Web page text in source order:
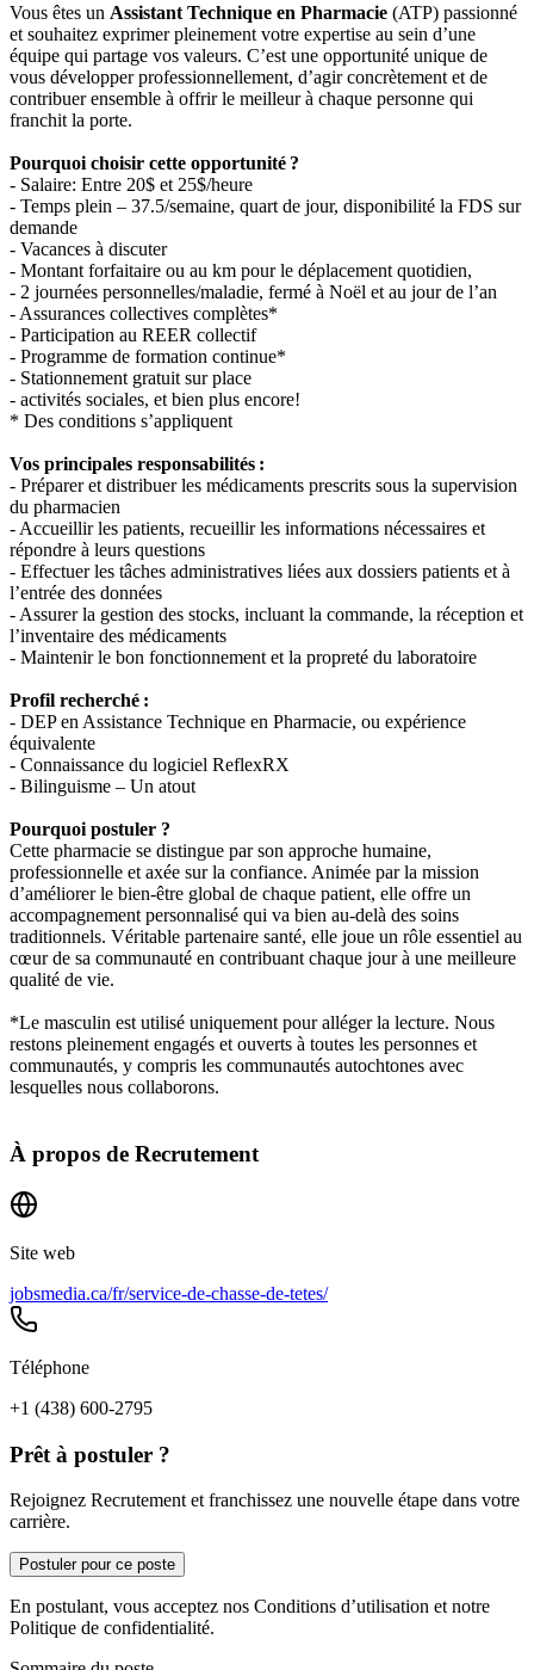
Vous êtes un Assistant Technique en Pharmacie (ATP) passionné
et souhaitez exprimer pleinement votre expertise au sein d’une
équipe qui partage vos valeurs. C’est une opportunité unique de
vous développer professionnellement, d’agir concrètement et de
contribuer ensemble à offrir le meilleur à chaque personne qui
franchit la porte.
Pourquoi choisir cette opportunité ?
- Salaire: Entre 20$ et 25$/heure
- Temps plein – 37.5/semaine, quart de jour, disponibilité la FDS sur
demande
- Vacances à discuter
- Montant forfaitaire ou au km pour le déplacement quotidien,
- 2 journées personnelles/maladie, fermé à Noël et au jour de l’an
- Assurances collectives complètes*
- Participation au REER collectif
- Programme de formation continue*
- Stationnement gratuit sur place
- activités sociales, et bien plus encore!
* Des conditions s’appliquent
Vos principales responsabilités :
- Préparer et distribuer les médicaments prescrits sous la supervision
du pharmacien
- Accueillir les patients, recueillir les informations nécessaires et
répondre à leurs questions
- Effectuer les tâches administratives liées aux dossiers patients et à
l’entrée des données
- Assurer la gestion des stocks, incluant la commande, la réception et
l’inventaire des médicaments
- Maintenir le bon fonctionnement et la propreté du laboratoire
Profil recherché :
- DEP en Assistance Technique en Pharmacie, ou expérience
équivalente
- Connaissance du logiciel ReflexRX
- Bilinguisme – Un atout
Pourquoi postuler ?
Cette pharmacie se distingue par son approche humaine,
professionnelle et axée sur la confiance. Animée par la mission
d’améliorer le bien-être global de chaque patient, elle offre un
accompagnement personnalisé qui va bien au-delà des soins
traditionnels. Véritable partenaire santé, elle joue un rôle essentiel au
cœur de sa communauté en contribuant chaque jour à une meilleure
qualité de vie.
*Le masculin est utilisé uniquement pour alléger la lecture. Nous
restons pleinement engagés et ouverts à toutes les personnes et
communautés, y compris les communautés autochtones avec
lesquelles nous collaborons.
À propos de Recrutement
Site web
jobsmedia.ca/fr/service-de-chasse-de-tetes/
Téléphone
+1 (438) 600-2795
Prêt à postuler ?
Rejoignez Recrutement et franchissez une nouvelle étape dans votre
carrière.
Postuler pour ce poste
En postulant, vous acceptez nos Conditions d’utilisation et notre
Politique de confidentialité.